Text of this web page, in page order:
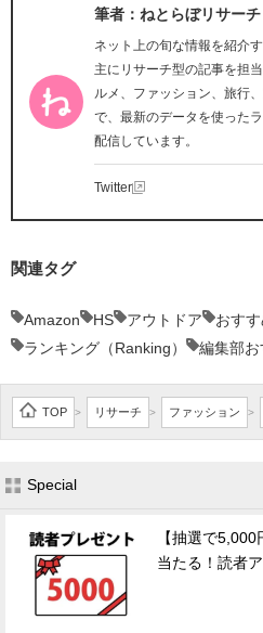
筆者：ねとらぼリサーチ
ネット上の旬な情報を紹介
主にリサーチ型の記事を担
ルメ、ファッション、旅行
で、最新のデータを使った
配信しています。
Twitter
関連タグ
Amazon HS アウトドア おす
ランキング（Ranking）
編集部
TOP > リサーチ > ファッション >
Special
【抽選で
当たる！読者